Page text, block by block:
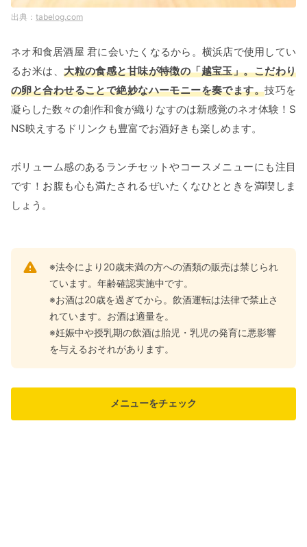
tabelog.com
ネオ和食居酒屋 君に会いたくなるから。横浜店で使用してい
るお米は、大粒の食感と甘味が特徴の「越宝玉」。こだわり
の卵と合わせることで絶妙なハーモニーを奏でます。技巧を
凝らした数々の創作和食が織りなすのは新感覚のネオ体験！S
NS映えするドリンクも豊富でお酒好きも楽しめます。
ボリューム感のあるランチセットやコースメニューにも注目
です！お腹も心も満たされるぜいたくなひとときを満喫しま
しょう。
※法令により20歳未満の方への酒類の販売は禁じられ
ています。年齢確認実施中です。
※お酒は20歳を過ぎてから。飲酒運転は法律で禁止さ
れています。お酒は適量を。
※妊娠中や授乳期の飲酒は胎児・乳児の発育に悪影響
を与えるおそれがあります。
メニューをチェック